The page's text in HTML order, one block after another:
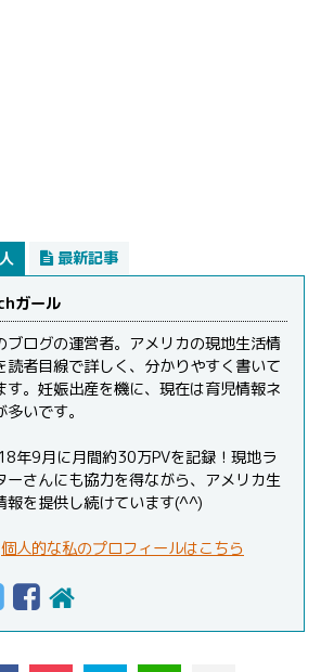
最新記事
ガール
ブログの運営者。アメリカの現地生活情
読者目線で詳しく、分かりやすく書いて
す。妊娠出産を機に、現在は育児情報ネ
多いです。
年9月に月間約30万PVを記録！現地ラ
ーさんにも協力を得ながら、アメリカ生
報を提供し続けています(^^)
個人的な私のプロフィールはこちら